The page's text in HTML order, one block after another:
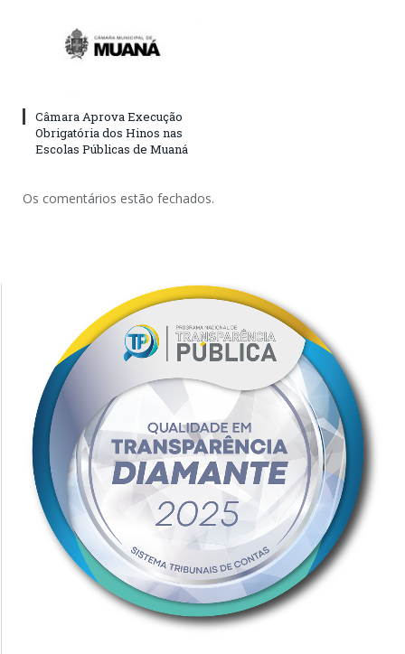
Câmara Aprova Execução
Obrigatória dos Hinos nas
Escolas Públicas de Muaná
Os comentários estão fechados.